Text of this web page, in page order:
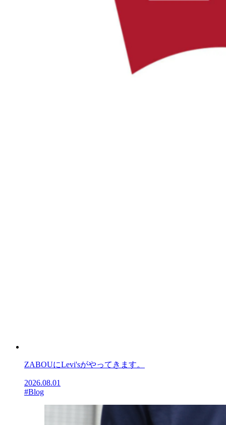
ZABOUにLevi'sがやってきます。
2026.08.01
#Blog